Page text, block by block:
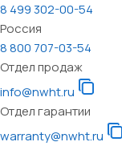
8 499 302-00-54
Россия
8 800 707-03-54
Отдел продаж
info@nwht.ru
Отдел гарантии
warranty@nwht.ru